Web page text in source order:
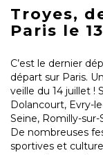
Troyes,
Paris le
C’est le dernier
départ sur Paris.
veille du 14 juillet !
Dolancourt, Evry-
Seine, Romilly-
De nombreuses
sportives et